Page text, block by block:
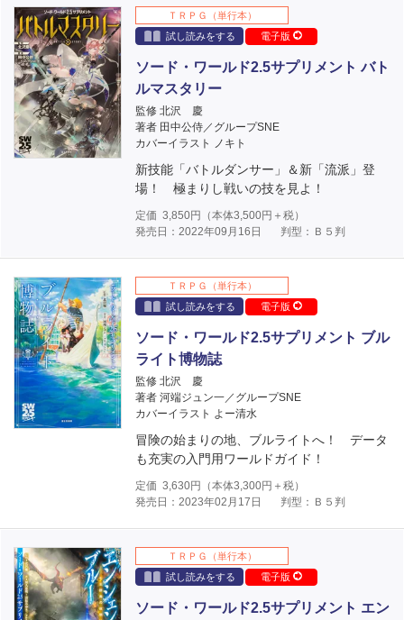
ＴＲＰＧ（単行本）
試し読みをする
電子版
ソード・ワールド2.5サプリメント バト
ルマスタリー
監修 北沢 慶
著者 田中公侍／グループSNE
カバーイラスト ノキト
新技能「バトルダンサー」＆新「流派」登
場！ 極まりし戦いの技を見よ！
定価 3,850円（本体3,500円＋税）
発売日：2022年09月16日
判型：Ｂ５判
ＴＲＰＧ（単行本）
試し読みをする
電子版
ソード・ワールド2.5サプリメント ブル
ライト博物誌
監修 北沢 慶
著者 河端ジュン一／グループSNE
カバーイラスト よー清水
冒険の始まりの地、ブルライトへ！ データ
も充実の入門用ワールドガイド！
定価 3,630円（本体3,300円＋税）
発売日：2023年02月17日
判型：Ｂ５判
ＴＲＰＧ（単行本）
試し読みをする
電子版
ソード・ワールド2.5サプリメント エン